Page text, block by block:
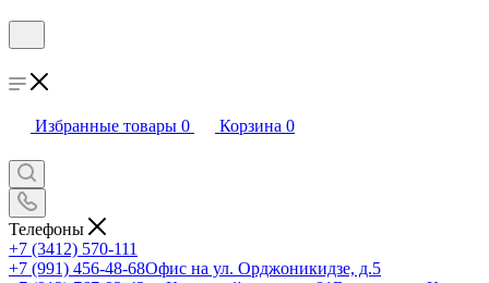
Избранные товары 0 Корзина 0
Телефоны
+7 (3412) 570-111
+7 (991) 456-48-68Офис на ул. Орджоникидзе, д.5